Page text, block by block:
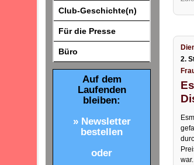
Club-Geschichte(n)
Für die Presse
Büro
Auf dem
Laufenden
bleiben:
» Newsletter
bestellen
oder
2.